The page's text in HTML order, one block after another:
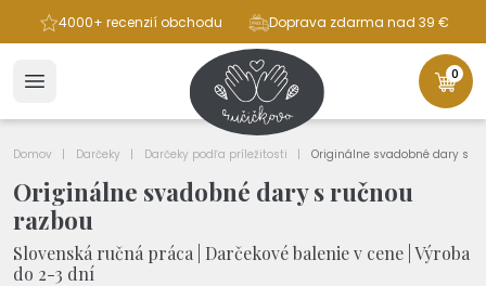
4000+ recenzií obchodu Doprava zdarma nad 39 €
0
Domov Darčeky Darčeky podľa príležitosti Originálne svadobné dary s
Originálne svadobné dary s ručnou
razbou
Slovenská ručná práca | Darčekové balenie v cene | Výroba
do 2-3 dní